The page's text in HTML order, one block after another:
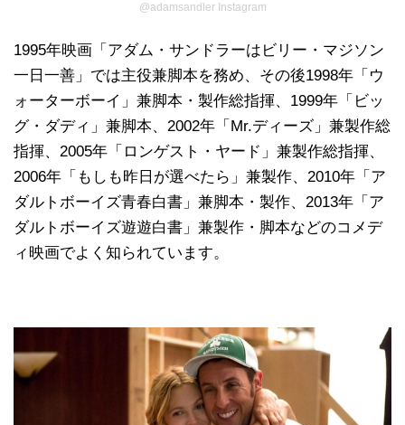
@adamsandler Instagram
1995年映画「アダム・サンドラーはビリー・マジソン
一日一善」では主役兼脚本を務め、その後1998年「ウ
ォーターボーイ」兼脚本・製作総指揮、1999年「ビッ
グ・ダディ」兼脚本、2002年「Mr.ディーズ」兼製作総
指揮、2005年「ロンゲスト・ヤード」兼製作総指揮、
2006年「もしも昨日が選べたら」兼製作、2010年「ア
ダルトボーイズ青春白書」兼脚本・製作、2013年「ア
ダルトボーイズ遊遊白書」兼製作・脚本などのコメデ
ィ映画でよく知られています。